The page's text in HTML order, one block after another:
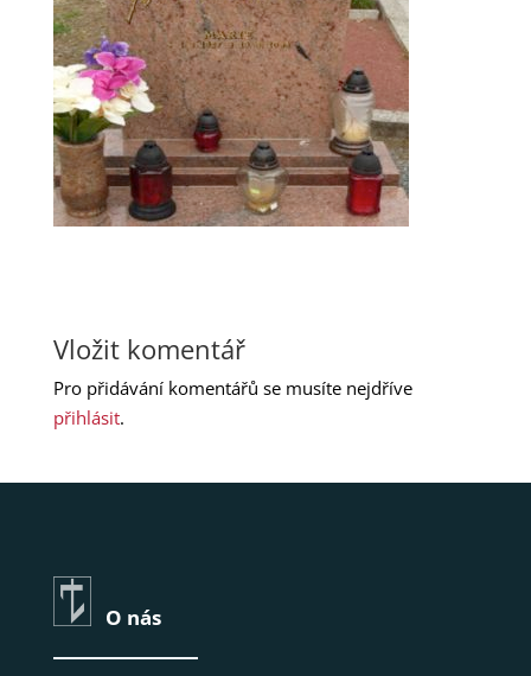
Vložit komentář
Pro přidávání komentářů se musíte nejdříve
přihlásit.
O nás